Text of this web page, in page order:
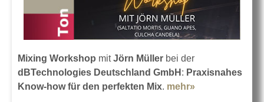
Mixing Workshop mitJörn Müller bei der
dBTechnologies Deutschland GmbH : Praxisnahes
Know-how für den perfekten Mix. mehr»